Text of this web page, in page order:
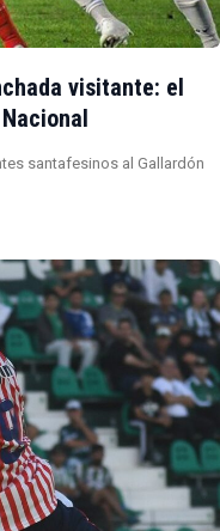
visitante: el
santafesinos al Gallardón